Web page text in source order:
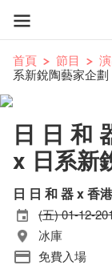
首頁 節目
系新銳陶藝家企劃
日 日 和
x 日系新
日 日 和 器 x 香
(五) 01-12-
冰庫
免費入場